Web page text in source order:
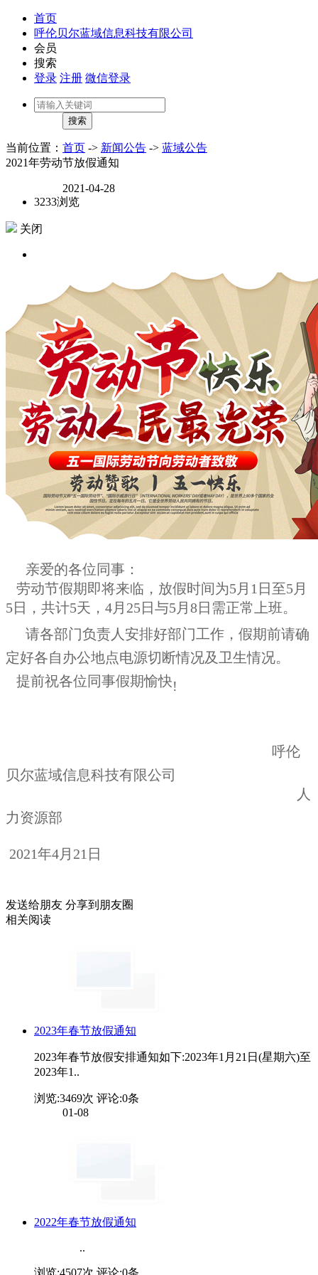
首页
呼伦贝尔蓝域信息科技有限公司
会员
搜索
登录 注册 微信登录
当前位置： 首页 -> 新闻公告 -> 蓝域公告
2021年劳动节放假通知
2021-04-28
3233浏览
关闭
亲爱的各位同事：
劳动节假期即将来临，放假时间为5月1日至5月
5日，共计5天，4月25日与5月8日需正常上班。
请各部门负责人安排好部门工作，假期前请确
定好各自办公地点电源切断情况及卫生情况。
提前祝各位同事假期愉快!
呼伦
贝尔蓝域信息科技有限公司
人
力资源部
2021年4月21日
发送给朋友 分享到朋友圈
相关阅读
2023年春节放假通知
2023年春节放假安排通知如下:2023年1月21日(星期六)至
2023年1..
浏览:3469次 评论:0条
01-08
2022年春节放假通知
..
浏览:4507次 评论:0条